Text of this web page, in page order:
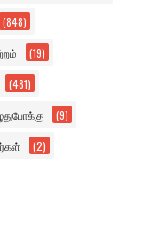
(848)
(19)
(481)
(9)
(2)